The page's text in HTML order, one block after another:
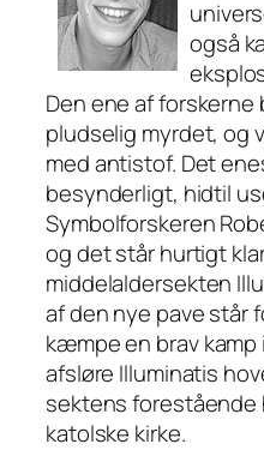
også
Den ene af
pludselig myrdet, og
med antistof. Det
besynderligt, hidtil
Symbolforskeren
og det står hurtigt
middelaldersekten
af den nye pave står
kæmpe en brav
afsløre Illuminatis
sektens
katolske kirke.